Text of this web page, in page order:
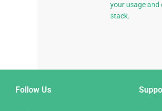
your usage and
stack.
Follow Us